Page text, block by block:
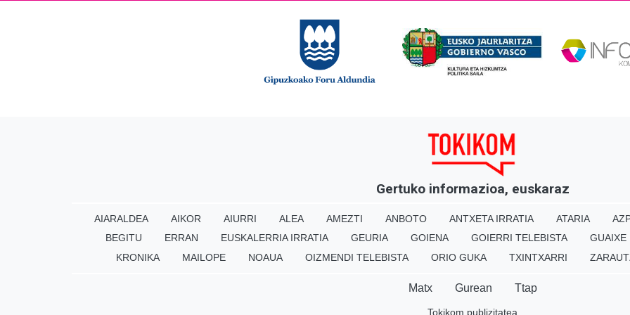
Gertuko informazioa, euskaraz
AIARALDEA AIKOR AIURRI ALEA AMEZTI ANBOTO ANTXETA IRRATIA ATARIA
BEGITU
ERRAN EUSKALERRIA IRRATIA GEURIA GOIENA GOIERRI TELEBISTA
GUAIXE
KRONIKA
MAILOPE NOAUA OIZMENDI TELEBISTA ORIO GUKA TXINTXARRI
Matx Gurean Ttap
Tokikom publizitatea